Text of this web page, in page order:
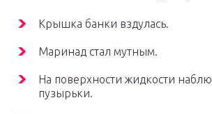
Крышка банки вздулась.
Маринад стал мутным.
На поверхности жидкости
пузырьки.